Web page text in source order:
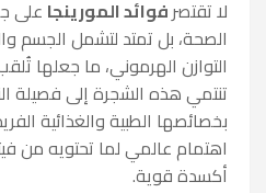
لا تقتصرفوائد المورينجا على
الصحة، بل تمتد لتشمل الجسم
التوازن الهرموني، ما جعلها
تنتمي هذه الشجرة إلى فصيلة
بخصائصها الطبية والغذائية
اهتمام عالمي لما تحتويه من
أكسدة قوية.